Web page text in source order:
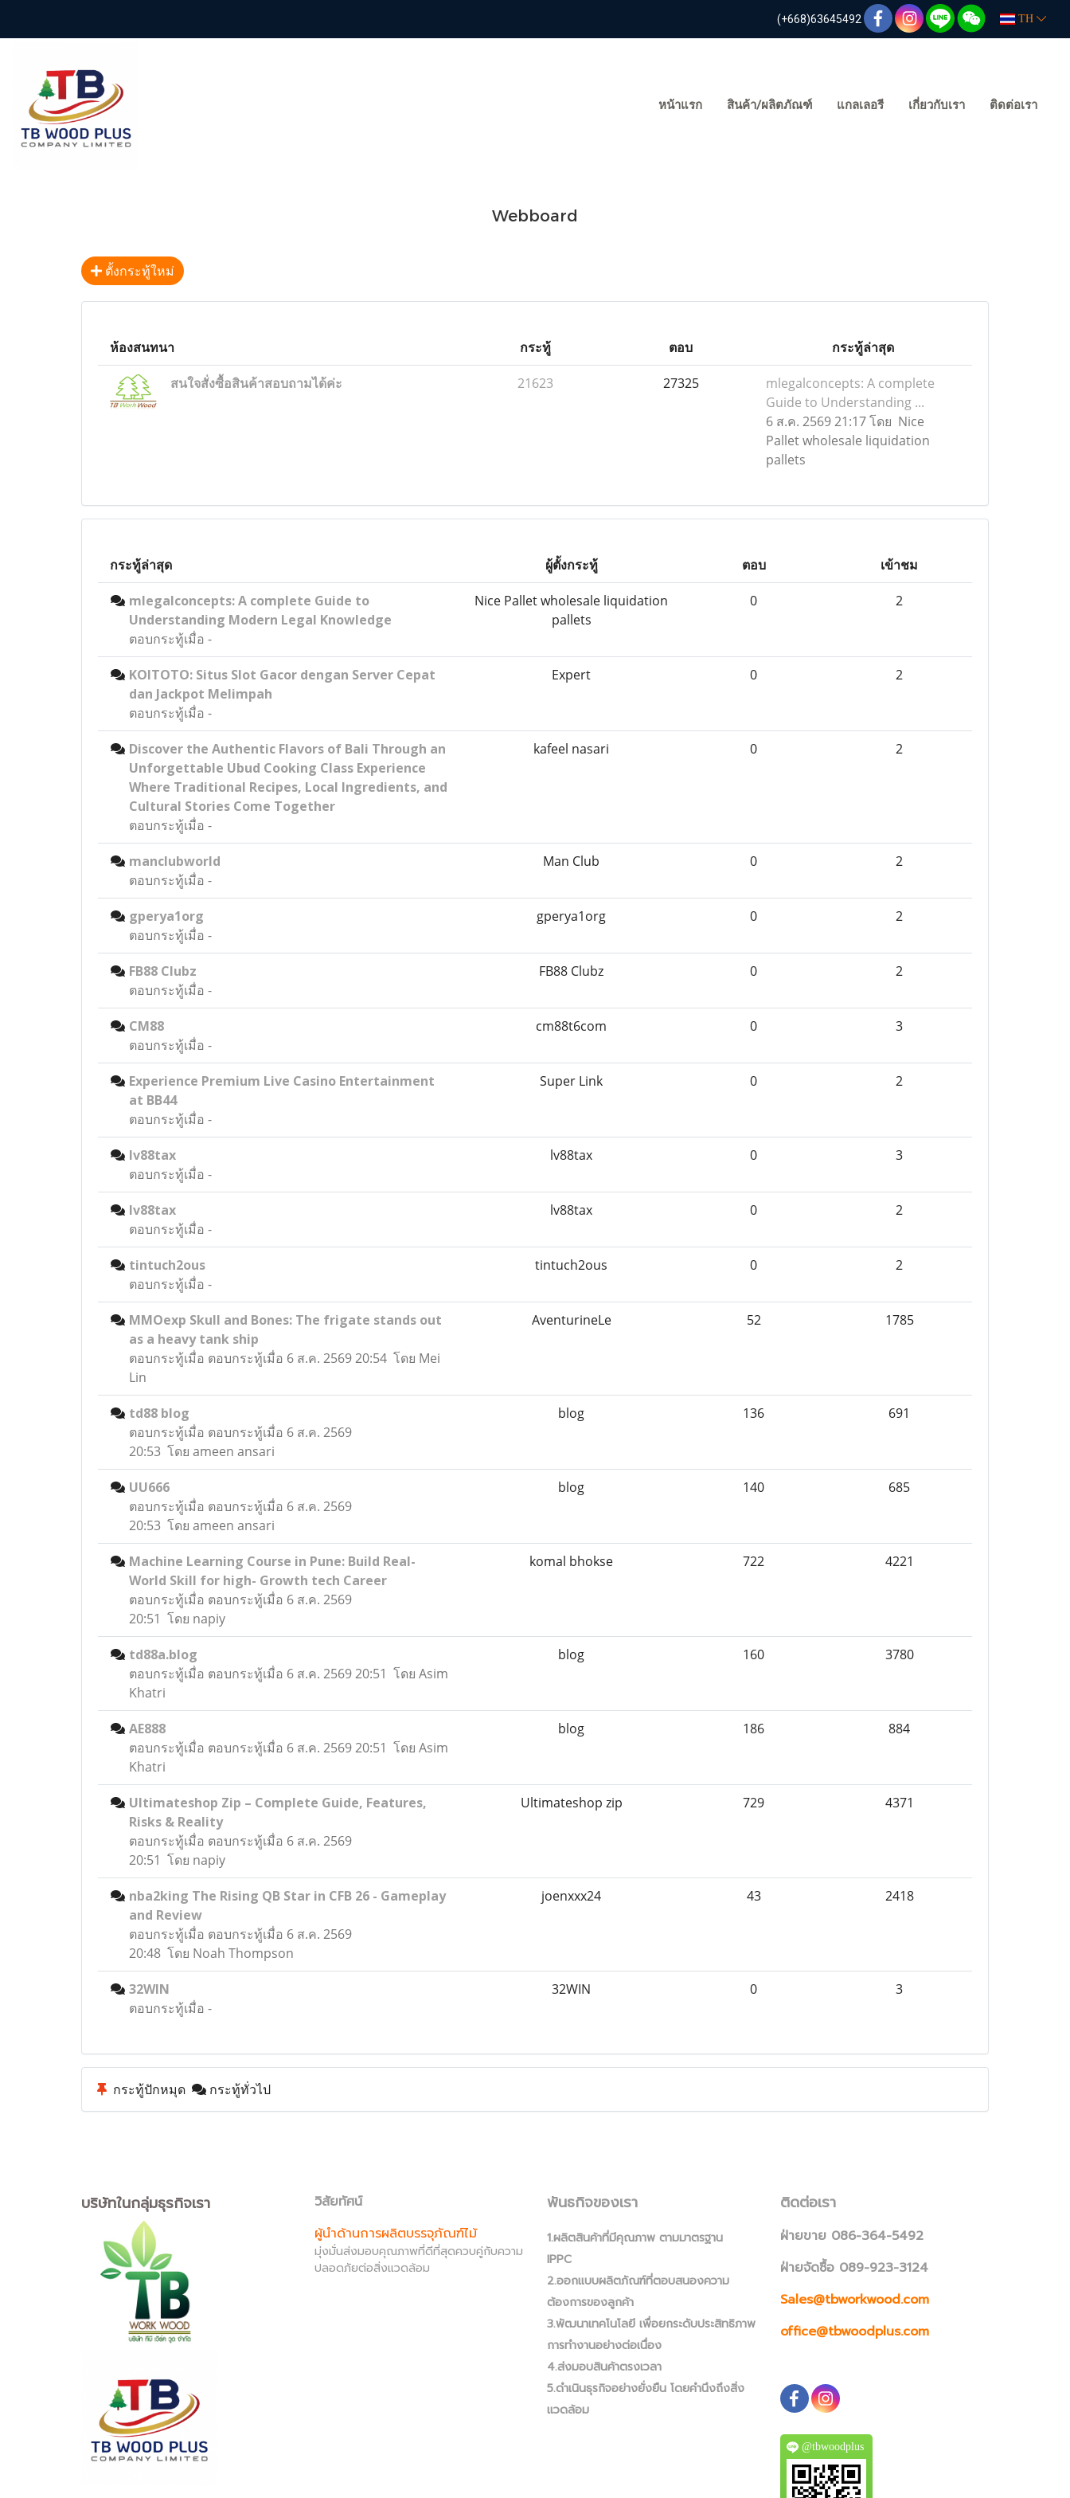
(+668)63645492 TH
หน้าแรก สินค้า/ผลิตภัณฑ์ แกลเลอรี เกี่ยวกับเรา ติดต่อเรา
Webboard
ตั้งกระทู้ใหม่
ห้องสนทนา กระทู้ ตอบ กระทู้ล่าสุด
สนใจสั่งซื้อสินค้าสอบถามได้ค่ะ 21623 27325
mlegalconcepts: A complete
Guide to Understanding ...
6 ส.ค. 2569 21:17 โดย Nice
Pallet wholesale liquidation
pallets
กระทู้ล่าสุด ผู้ตั้งกระทู้ ตอบ เข้าชม
mlegalconcepts: A complete Guide to
Understanding Modern Legal Knowledge
ตอบกระทู้เมื่อ -
Nice Pallet wholesale liquidation
pallets
0 2
KOITOTO: Situs Slot Gacor dengan Server Cepat
dan Jackpot Melimpah
ตอบกระทู้เมื่อ -
Expert 0 2
Discover the Authentic Flavors of Bali Through an
Unforgettable Ubud Cooking Class Experience
Where Traditional Recipes, Local Ingredients, and
Cultural Stories Come Together
ตอบกระทู้เมื่อ -
kafeel nasari 0 2
manclubworld
ตอบกระทู้เมื่อ -
Man Club 0 2
gperya1org
ตอบกระทู้เมื่อ -
gperya1org 0 2
FB88 Clubz
ตอบกระทู้เมื่อ -
FB88 Clubz 0 2
CM88
ตอบกระทู้เมื่อ -
cm88t6com 0 3
Experience Premium Live Casino Entertainment
at BB44
ตอบกระทู้เมื่อ -
Super Link 0 2
lv88tax
ตอบกระทู้เมื่อ -
lv88tax 0 3
lv88tax
ตอบกระทู้เมื่อ -
lv88tax 0 2
tintuch2ous
ตอบกระทู้เมื่อ -
tintuch2ous 0 2
MMOexp Skull and Bones: The frigate stands out
as a heavy tank ship
ตอบกระทู้เมื่อ ตอบกระทู้เมื่อ 6 ส.ค. 2569 20:54 โดย Mei
Lin
AventurineLe 52 1785
td88 blog
ตอบกระทู้เมื่อ ตอบกระทู้เมื่อ 6 ส.ค. 2569
20:53 โดย ameen ansari
blog 136 691
UU666
ตอบกระทู้เมื่อ ตอบกระทู้เมื่อ 6 ส.ค. 2569
20:53 โดย ameen ansari
blog 140 685
Machine Learning Course in Pune: Build Real-
World Skill for high- Growth tech Career
ตอบกระทู้เมื่อ ตอบกระทู้เมื่อ 6 ส.ค. 2569
20:51 โดย napiy
komal bhokse 722 4221
td88a.blog
ตอบกระทู้เมื่อ ตอบกระทู้เมื่อ 6 ส.ค. 2569 20:51 โดย Asim
Khatri
blog 160 3780
AE888
ตอบกระทู้เมื่อ ตอบกระทู้เมื่อ 6 ส.ค. 2569 20:51 โดย Asim
Khatri
blog 186 884
Ultimateshop Zip – Complete Guide, Features,
Risks & Reality
ตอบกระทู้เมื่อ ตอบกระทู้เมื่อ 6 ส.ค. 2569
20:51 โดย napiy
Ultimateshop zip 729 4371
nba2king The Rising QB Star in CFB 26 - Gameplay
and Review
ตอบกระทู้เมื่อ ตอบกระทู้เมื่อ 6 ส.ค. 2569
20:48 โดย Noah Thompson
joenxxx24 43 2418
32WIN
ตอบกระทู้เมื่อ -
32WIN 0 3
กระทู้ปักหมุด กระทู้ทั่วไป
บริษัทในกลุ่มธุรกิจเรา
วิสัยทัศน์
ผู้นำด้านการผลิตบรรจุภัณฑ์ไม้
มุ่งมั่นส่งมอบคุณภาพที่ดีที่สุดควบคู่กับความ
ปลอดภัยต่อสิ่งแวดล้อม
พันธกิจของเรา
1.ผลิตสินค้าที่มีคุณภาพ ตามมาตรฐาน
IPPC
2.ออกแบบผลิตภัณฑ์ที่ตอบสนองความ
ต้องการของลูกค้า
3.พัฒนาเทคโนโลยี เพื่อยกระดับประสิทธิภาพ
การทำงานอย่างต่อเนื่อง
4.ส่งมอบสินค้าตรงเวลา
5.ดำเนินธุรกิจอย่างยั่งยืน โดยคำนึงถึงสิ่ง
แวดล้อม
ติดต่อเรา
ฝ่ายขาย 086-364-5492
ฝ่ายจัดซื้อ 089-923-3124
Sales@tbworkwood.com
office@tbwoodplus.com
@tbwoodplus